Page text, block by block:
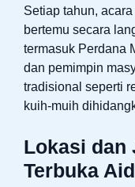
Setiap tahun,
bertemu secara
termasuk Perdana
dan pemimpin
tradisional seperti
kuih-muih
Lokasi dan
Terbuka